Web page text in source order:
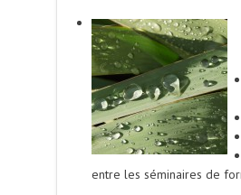
entre les séminaires de